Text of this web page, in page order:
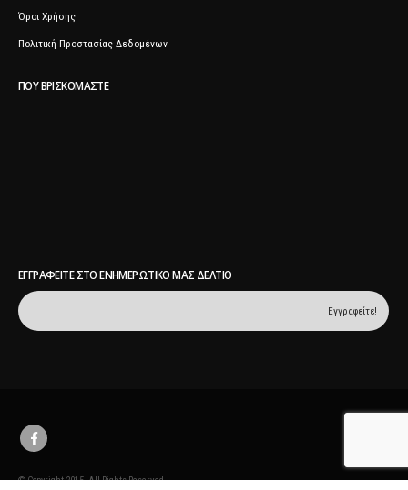
Όροι Χρήσης
Πολιτική Προστασίας Δεδομένων
ΠΟΥ ΒΡΙΣΚΌΜΑΣΤΕ
ΕΓΓΡΑΦΕΊΤΕ ΣΤΟ ΕΝΗΜΕΡΩΤΙΚΌ ΜΑΣ ΔΕΛΤΊΟ
© Copyright 2015. All Rights Reserved.